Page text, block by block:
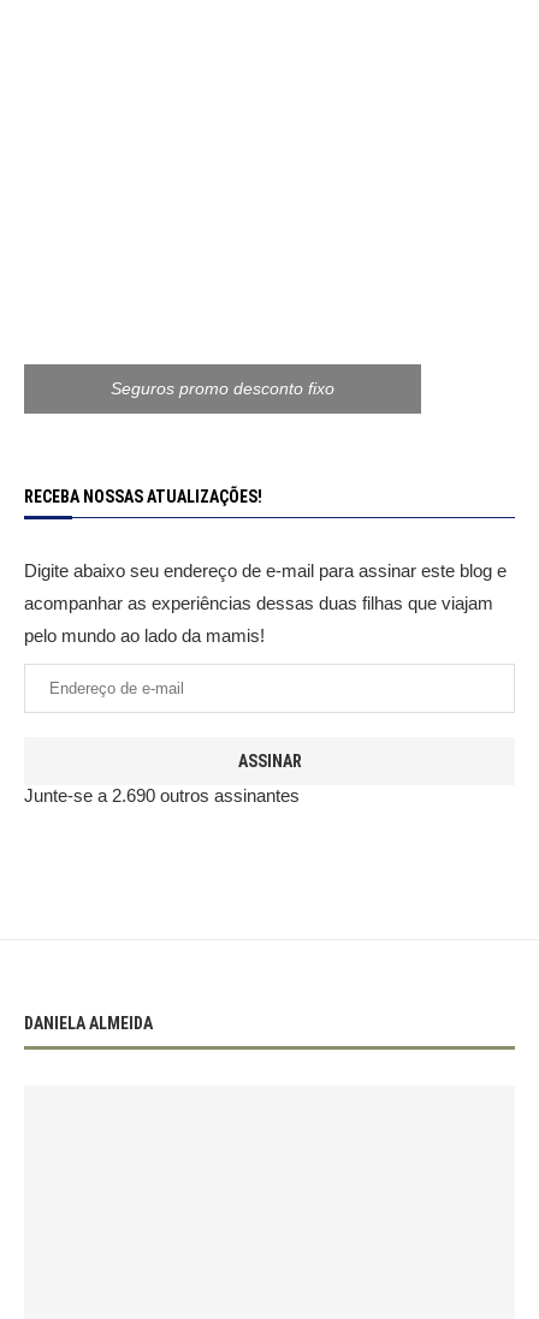
Seguros promo desconto fixo
RECEBA NOSSAS ATUALIZAÇÕES!
Digite abaixo seu endereço de e-mail para assinar este blog e
acompanhar as experiências dessas duas filhas que viajam
pelo mundo ao lado da mamis!
ASSINAR
Junte-se a 2.690 outros assinantes
DANIELA ALMEIDA